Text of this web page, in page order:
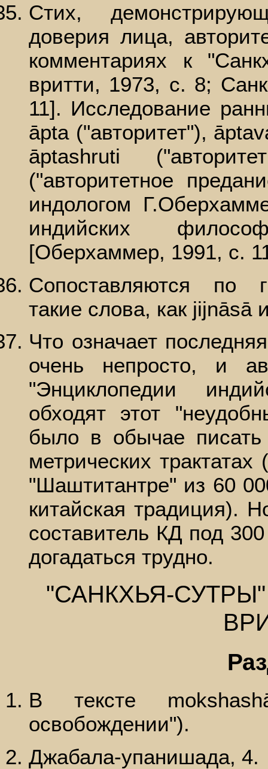
Стих,
доверия лица,
комментариях к
вритти, 1973, с. 8;
11]. Исследование
āpta ("авторитет"),
āptashruti
("авторитетное
индологом
индийских
[Оберхаммер, 1991, с.
Сопоставляются по
такие слова, как jijnāsā
Что означает
очень непросто, и
"Энциклопедии
обходят этот
было в обычае
метрических
"Шаштитантре" из 60
китайская традиция).
составитель КД под
догадаться трудно.
"САНКХЬЯ-
В тексте
освобождении").
Джабала-упанишада, 4.